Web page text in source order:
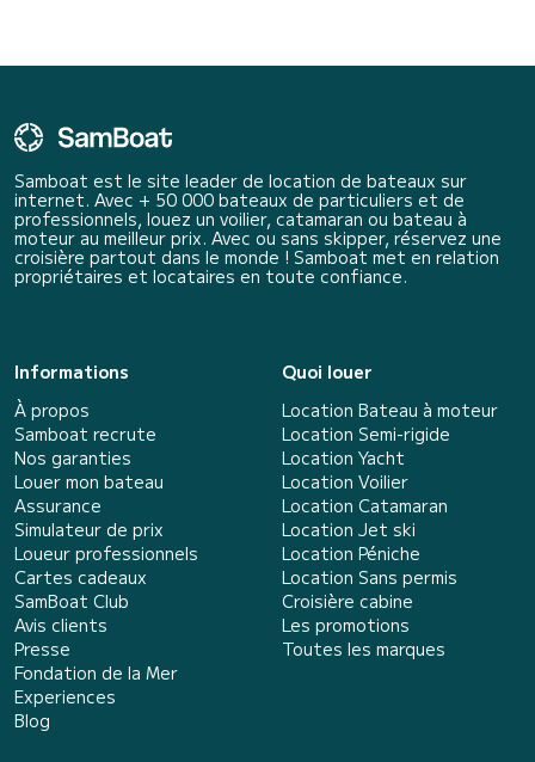
Samboat est le site leader de location de bateaux sur
internet. Avec + 50 000 bateaux de particuliers et de
professionnels, louez un voilier, catamaran ou bateau à
moteur au meilleur prix. Avec ou sans skipper, réservez une
croisière partout dans le monde ! Samboat met en relation
propriétaires et locataires en toute confiance.
Informations
À propos
Samboat recrute
Nos garanties
Louer mon bateau
Assurance
Simulateur de prix
Loueur professionnels
Cartes cadeaux
SamBoat Club
Avis clients
Presse
Fondation de la Mer
Experiences
Blog
Quoi louer
Location Bateau à moteur
Location Semi-rigide
Location Yacht
Location Voilier
Location Catamaran
Location Jet ski
Location Péniche
Location Sans permis
Croisière cabine
Les promotions
Toutes les marques